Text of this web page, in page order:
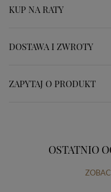
KUP NA RATY
DOSTAWA I ZWROTY
ZAPYTAJ O PRODUKT
OSTATNIO